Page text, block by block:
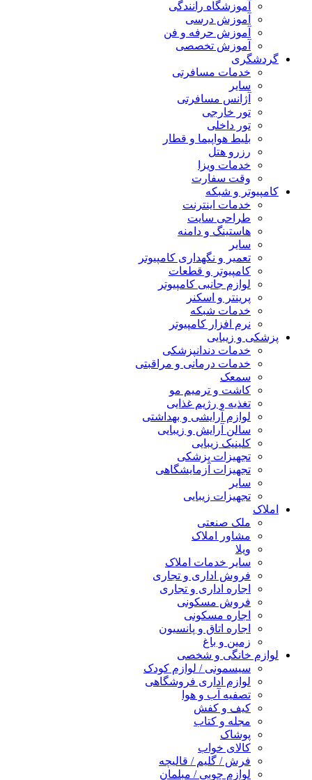
آموزشگاه رانندگی
آموزش درسی
آموزش حرفه و فن
آموزش تخصصی
گردشگری
خدمات مسافرتی
سایر
آژانس مسافرتی
تور خارجی
تور داخلی
بلیط هواپیما و قطار
رزرو هتل
خدمات ویزا
وقت سفارت
کامپیوتر و شبکه
خدمات اینترنت
طراحی سایت
هاستینگ و دامنه
سایر
تعمیر و نگهداری کامپیوتر
کامپیوتر و قطعات
لوازم جانبی کامپیوتر
پرینتر و اسکنر
خدمات شبکه
نرم افزار کامپیوتر
پزشکی و زیبایی
خدمات دندانپزشکی
خدمات درمانی و مراقبتی
سمعک
کاشت و ترمیم مو
تغذیه و رژیم غذایی
لوازم آرایشی و بهداشتی
سالن آرایش و زیبایی
کلینیک زیبایی
تجهیزات پزشکی
تجهیزات آزمایشگاهی
سایر
تجهیزات زیبایی
املاک
ملک صنعتی
مشاور املاک
ویلا
سایر خدمات املاک
فروش اداری و تجاری
اجاره اداری و تجاری
فروش مسکونی
اجاره مسکونی
اجاره اتاق و پانسیون
زمین و باغ
لوازم خانگی و شخصی
سیسمونی / لوازم کودک
لوازم اداری فروشگاهی
تصفیه آب و هوا
کیف و کفش
مجله و کتاب
پوشاک
کالای خواب
فرش / گلیم / قالیچه
لوازم چوبی / مبلمان